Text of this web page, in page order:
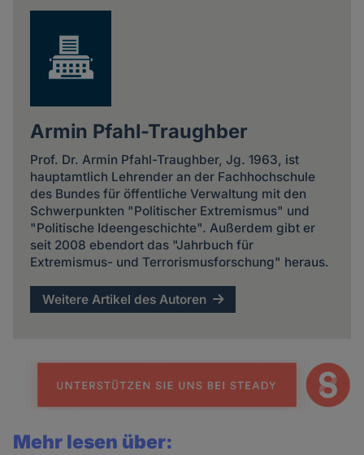
Armin Pfahl-Traughber
Prof. Dr. Armin Pfahl-Traughber, Jg. 1963, ist
hauptamtlich Lehrender an der Fachhochschule
des Bundes für öffentliche Verwaltung mit den
Schwerpunkten "Politischer Extremismus" und
"Politische Ideengeschichte". Außerdem gibt er
seit 2008 ebendort das "Jahrbuch für
Extremismus- und Terrorismusforschung" heraus.
Weitere Artikel des Autoren
Mehr lesen über:
und
Cookies